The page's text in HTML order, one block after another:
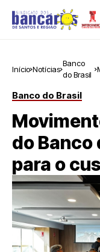
Início Notícias
Banco
do Brasil
Banco do Brasil
do Banco
para o